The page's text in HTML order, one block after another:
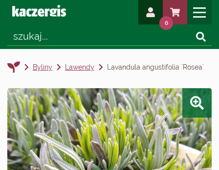
0
Byliny Lawendy Lavandula angustifolia `Rosea`